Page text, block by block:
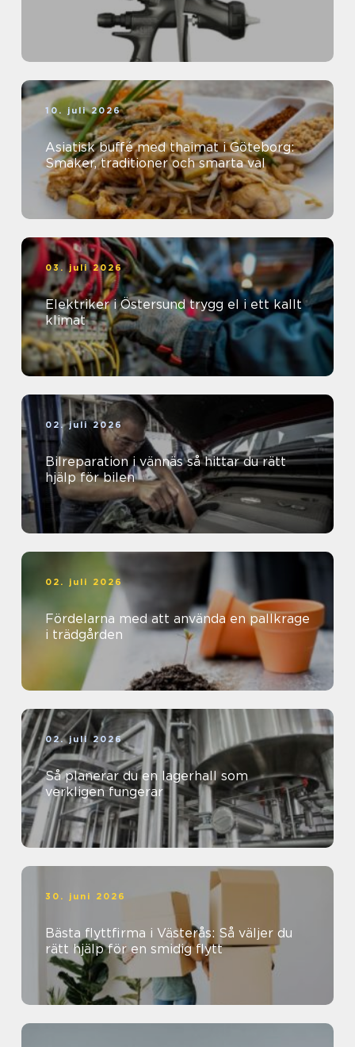
10. juli 2026
Asiatisk buffé med thaimat i Göteborg:
Smaker, traditioner och smarta val
03. juli 2026
Elektriker i Östersund trygg el i ett kallt
klimat
02. juli 2026
Bilreparation i vännäs så hittar du rätt
hjälp för bilen
02. juli 2026
Fördelarna med att använda en pallkrage
i trädgården
02. juli 2026
Så planerar du en lagerhall som
verkligen fungerar
30. juni 2026
Bästa flyttfirma i Västerås: Så väljer du
rätt hjälp för en smidig flytt